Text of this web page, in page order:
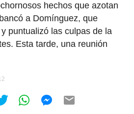
hechos que azotan
a Domínguez, que
puntualizó las culpas de la
Esta tarde, una reunión